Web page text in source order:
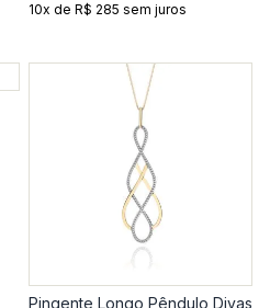
10x de R$ 285 sem juros
Pingente Longo Pêndulo Divas